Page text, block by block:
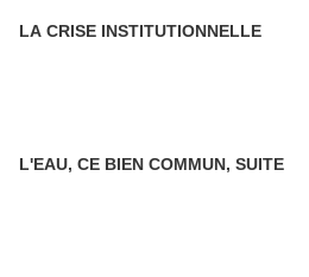
LA CRISE INSTITUTIONNELLE
L'EAU, CE BIEN COMMUN, SUITE